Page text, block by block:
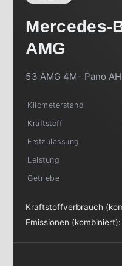
Mercedes-
AMG
53 AMG 4M- Pano
Kilometerstand
Kraftstoff
Erstzulassung
Leistung
Getriebe
Kraftstoffverbrauch
Emissionen (kombiniert):